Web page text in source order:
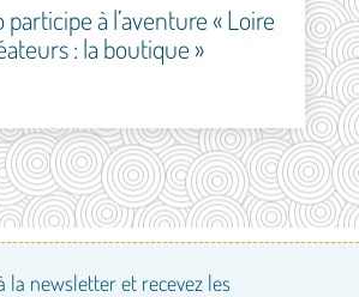
à l’aventure « Loire
: la boutique »
la newsletter et recevez les